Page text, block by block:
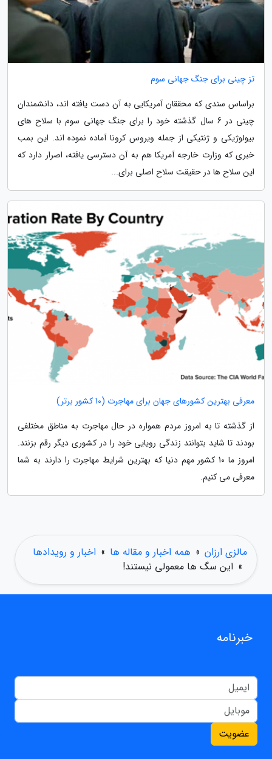
تز چینی برای جنگ جهانی سوم
براساس سندی که محققان آمریکایی به آن دست یافته اند، دانشمندان
چینی در 6 سال گذشته خود را برای جنگ جهانی سوم با سلاح های
بیولوژیکی و ژنتیکی از جمله ویروس کرونا آماده نموده اند. این بمب
خبری که وزارت خارجه آمریکا هم به آن دسترسی یافته، اصرار دارد که
این سلاح ها در حقیقت سلاح اصلی برای...
معرفی بهترین کشورهای جهان برای مهاجرت (10 کشور برتر)
از گذشته تا به امروز مردم همواره در حال مهاجرت به مناطق مختلفی
بودند تا شاید بتوانند زندگی رویایی خود را در کشوری دیگر رقم بزنند.
امروز ما 10 کشور مهم دنیا که بهترین شرایط مهاجرت را دارند به شما
معرفی می کنیم.
مالزی ارزان » همه اخبار و مقاله ها » اخبار و رویدادها
» این سگ ها معمولی نیستند!
خبرنامه
عضویت